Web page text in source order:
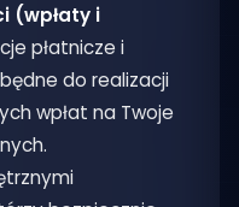
(wpłaty i
płatnicze i
do realizacji
wpłat na Twoje